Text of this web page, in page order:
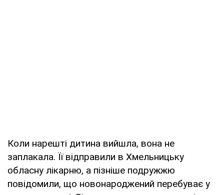
Коли нарешті дитина вийшла, вона не
заплакала. Її відправили в Хмельницьку
обласну лікарню, а пізніше подружжю
повідомили, що новонароджений перебуває у